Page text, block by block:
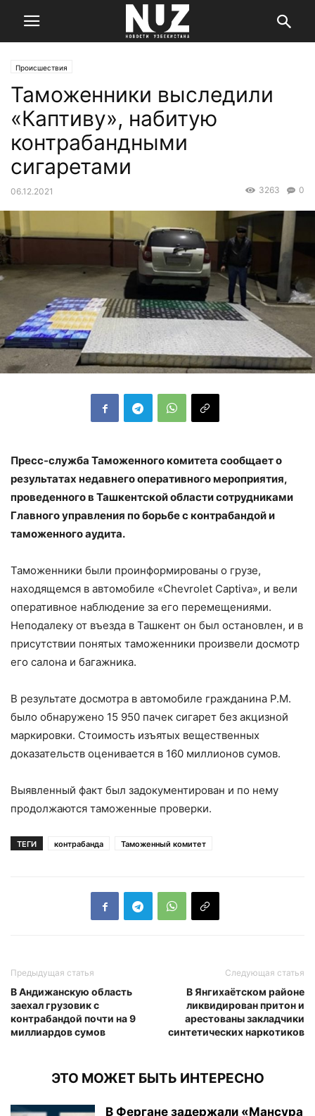
Происшествия
Таможенники выследили
«Каптиву», набитую
контрабандными
сигаретами
06.12.2021 0
3263
Пресс-служба Таможенного комитета сообщает о
результатах недавнего оперативного мероприятия,
проведенного в Ташкентской области сотрудниками
Главного управления по борьбе с контрабандой и
таможенного аудита.
Таможенники были проинформированы о грузе,
находящемся в автомобиле «Chevrolet Captiva», и вели
оперативное наблюдение за его перемещениями.
Неподалеку от въезда в Ташкент он был остановлен, и в
присутствии понятых таможенники произвели досмотр
его салона и багажника.
В результате досмотра в автомобиле гражданина Р.М.
было обнаружено 15 950 пачек сигарет без акцизной
маркировки. Стоимость изъятых вещественных
доказательств оценивается в 160 миллионов сумов.
Выявленный факт был задокументирован и по нему
продолжаются таможенные проверки.
ТЕГИ контрабанда Таможенный комитет
Предыдущая статья
В Андижанскую область
заехал грузовик с
контрабандой почти на 9
миллиардов сумов
Следующая статья
В Янгихаётском районе
ликвидирован притон и
арестованы закладчики
синтетических наркотиков
ЭТО МОЖЕТ БЫТЬ ИНТЕРЕСНО
В Фергане задержали «Мансура